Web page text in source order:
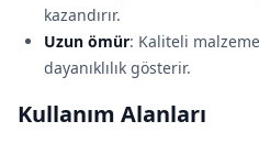
kazandırır.
Uzun ömür: Kaliteli
dayanıklılık gösterir.
Kullanım Alanları